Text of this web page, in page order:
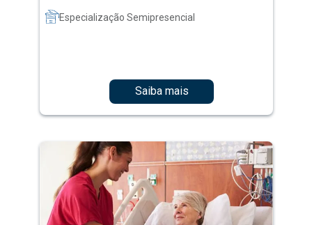
Especialização Semipresencial
Saiba mais